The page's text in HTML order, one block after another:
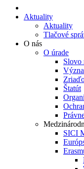
Aktuality
Aktuality
Tlačové
O nás
O úrade
Slovo
Štatút
SICI